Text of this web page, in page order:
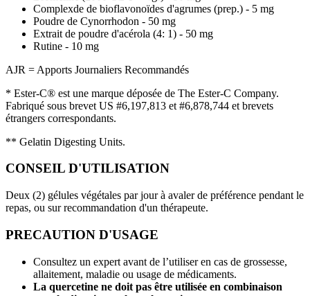
Complexde de bioflavonoïdes d'agrumes (prep.) - 5 mg
Poudre de Cynorrhodon - 50 mg
Extrait de poudre d'acérola (4: 1) - 50 mg
Rutine - 10 mg
AJR = Apports Journaliers Recommandés
* Ester-C® est une marque déposée de The Ester-C Company.
Fabriqué sous brevet US #6,197,813 et #6,878,744 et brevets
étrangers correspondants.
** Gelatin Digesting Units.
CONSEIL D'UTILISATION
Deux (2) gélules végétales par jour à avaler de préférence pendant le
repas, ou sur recommandation d'un thérapeute.
PRECAUTION D'USAGE
Consultez un expert avant de l’utiliser en cas de grossesse,
allaitement, maladie ou usage de médicaments.
La quercetine ne doit pas être utilisée en combinaison